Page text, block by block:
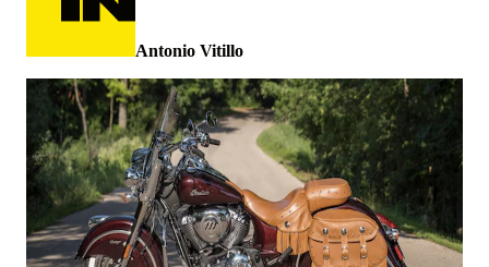
Antonio Vitillo